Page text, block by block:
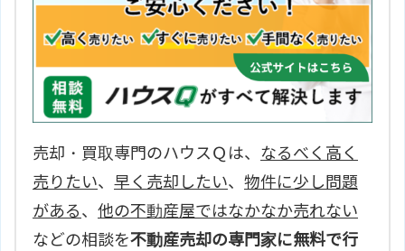
売却・買取専門のハウスＱは、 なるべく高く
売りたい、 早く売却したい、 物件に少し問題
がある、 他の不動産屋ではなかなか売れない
などの相談を不動産売却の専門家に無料で行